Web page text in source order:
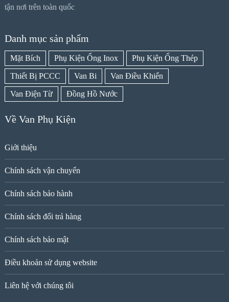
tận nơi trên toàn quốc
Danh mục sản phẩm
Mặt Bích Phụ Kiện Ống Inox Phụ Kiện Ống Thép
Thiết Bị PCCC Van Bi Van Điều Khiển
Van Điện Từ Đồng Hồ Nước
Về Van Phụ Kiện
Giới thiệu
Chính sách vận chuyển
Chính sách bảo hành
Chính sách đổi trả hàng
Chính sách bảo mật
Điều khoản sử dụng website
Liên hệ với chúng tôi